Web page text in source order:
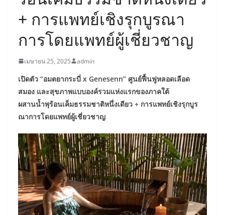
+ การแพทย์เชิงรุกบูรณา
การโดยแพทย์ผู้เชี่ยวชาญ
เมษายน 25, 2025 admin
เปิดตัว “อมตยากระบี่ x Genesenn” ศูนย์ฟื้นฟูหลอดเลือด
สมอง และสุขภาพแบบองค์รวมแห่งแรกของภาคใต้
ผสานน้ำพุร้อนเค็มธรรมชาติหนึ่งเดียว + การแพทย์เชิงรุกบูร
ณาการโดยแพทย์ผู้เชี่ยวชาญ